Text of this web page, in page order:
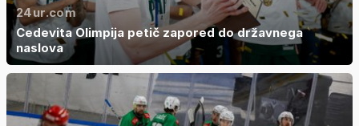
24ur.com
Cedevita Olimpija petič zapored do državnega
naslova